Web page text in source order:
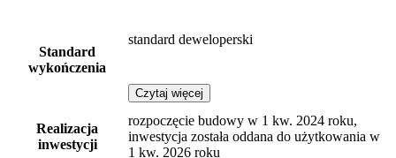
Standard
wykończenia
standard deweloperski
Czytaj więcej
Realizacja
inwestycji
rozpoczęcie budowy w 1 kw. 2024 roku,
inwestycja została oddana do użytkowania w
1 kw. 2026 roku